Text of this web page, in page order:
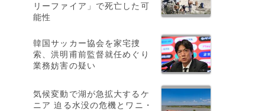
リーファイア」で死亡した可
能性
韓国サッカー協会を家宅捜
索、洪明甫前監督就任めぐり
業務妨害の疑い
気候変動で湖が急拡大するケ
ニア 迫る水没の危機とワニ・